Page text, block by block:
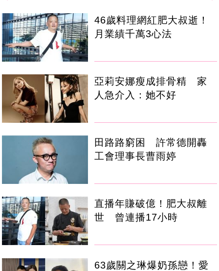
46歲料理網紅肥大叔逝！
月業績千萬3心法
亞莉安娜瘦成排骨精 家
人急介入：她不好
田路路窮困 許常德開轟
工會理事長曹雨婷
直播年賺破億！肥大叔離
世 曾連播17小時
63歲關之琳爆奶孫戀！愛